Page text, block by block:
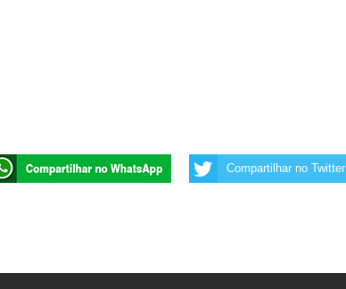
Compartilhar no Twitter